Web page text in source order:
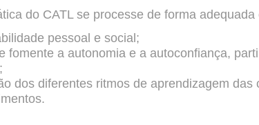
do CATL se processe de forma
pessoal e social;
fomente a autonomia e a autoconfiança,
dos diferentes ritmos de aprendizagem das